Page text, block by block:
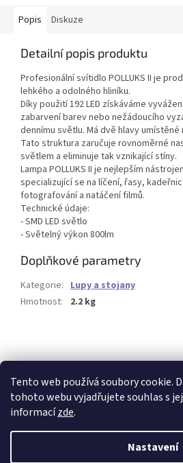
Tento web používá soubory cookie.
tohoto webu vyjadřujete souhlas s
informacízde.
Nastavení
Popis Diskuze
Detailní popis produktu
Profesionální svítidlo POLLUKS II je
lehkého a odolného hliníku.
Díky použití 192 LED získáváme
zabarvení barev nebo nežádoucího
dennímu světlu. Má dvě hlavy umístěné
Tato struktura zaručuje rovnoměrné
světlem a eliminuje tak vznikající stíny.
Lampa POLLUKS II je nejlepším
specializující se na líčení, řasy,
fotografování a natáčení filmů.
Technické údaje:
- SMD LED světlo
- Světelný výkon 800lm
Doplňkové parametry
Kategorie: Lupy a stojany
Hmotnost: 2.2 kg
Vytvořil